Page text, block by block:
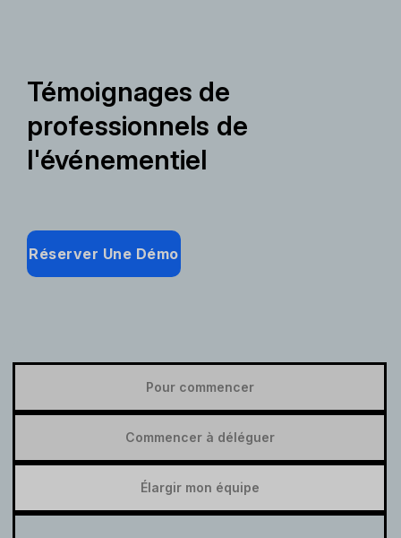
Témoignages de
professionnels de
l'événementiel
Réserver Une Démo
Pour commencer
Commencer à déléguer
Élargir mon équipe